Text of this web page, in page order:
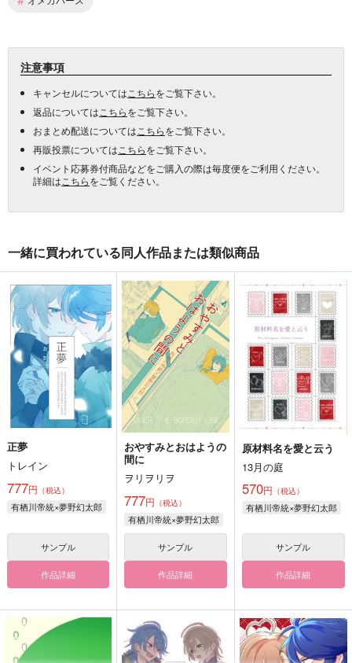
注意事項
キャンセルについては こちらをご覧下さい。
返品については こちらをご覧下さい。
おまとめ配送については こちらをご覧下さい。
再販投票については こちらをご覧下さい。
イベント応募券付商品などをご購入の際は毎度便をご利用ください。
詳細は こちらをご覧ください。
一緒に買われている同人作品または類似商品
正夢
トレイン
777円 （税込）
有栖川帝統×夢野幻太郎
サンプル
作品詳細
おやすみとおはようの
間に
ヲリヲリヲ
777円 （税込）
有栖川帝統×夢野幻太郎
サンプル
作品詳細
原材料名を愛と云う
13月の庭
570円 （税込）
有栖川帝統×夢野幻太郎
サンプル
作品詳細